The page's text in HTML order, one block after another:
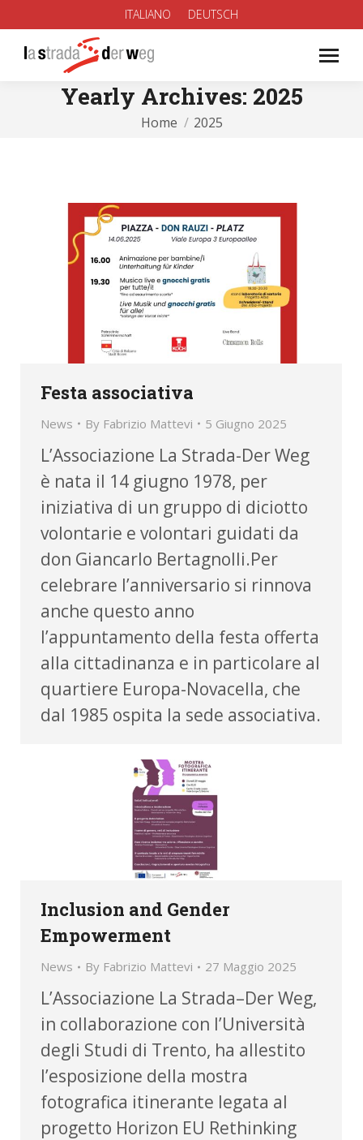
ITALIANO DEUTSCH
Yearly Archives: 2025
You are here:
Home 2025
Festa associativa
News By Fabrizio Mattevi 5 Giugno 2025
L’Associazione La Strada-Der Weg
è nata il 14 giugno 1978, per
iniziativa di un gruppo di diciotto
volontarie e volontari guidati da
don Giancarlo Bertagnolli.Per
celebrare l’anniversario si rinnova
anche questo anno
l’appuntamento della festa offerta
alla cittadinanza e in particolare al
quartiere Europa-Novacella, che
dal 1985 ospita la sede associativa.
Inclusion and Gender
Empowerment
News By Fabrizio Mattevi 27 Maggio 2025
L’Associazione La Strada–Der Weg,
in collaborazione con l’Università
degli Studi di Trento, ha allestito
l’esposizione della mostra
fotografica itinerante legata al
progetto Horizon EU Rethinking